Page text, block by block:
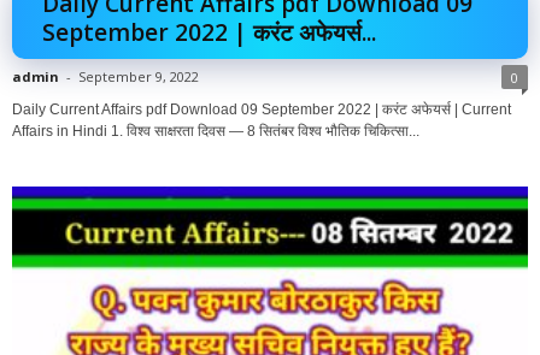
September 2022 | करंट अफेयर्स...
admin - September 9, 2022 0
Daily Current Affairs pdf Download 09 September 2022 | करंट अफेयर्स | Current
Affairs in Hindi 1. विश्व साक्षरता दिवस — 8 सितंबर विश्व भौतिक चिकित्सा...